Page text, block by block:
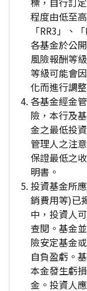
程度由低至
「RR3」、
各基金於公
風險報酬等
等級可能會
化而進行調整
各基金經金
險，本行及
金之最低投
管理人之注
保證最低之
明書。
投資基金所
銷費用等)已
中，投資人
查閱。基金
險安定基金
自負盈虧。
本金發生虧
金。投資人